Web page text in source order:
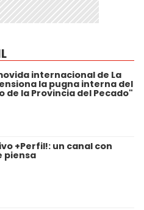
internacional de La
la pugna interna del
de la Provincia del Pecado"
+Perfil!: un canal con
piensa